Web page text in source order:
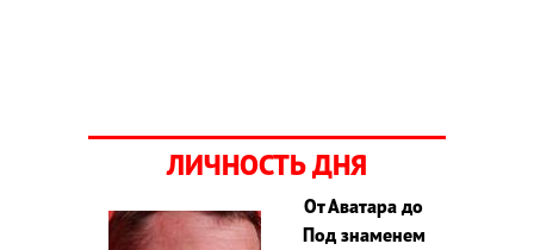
ЛИЧНОСТЬ ДНЯ
От Аватара до
Под знаменем